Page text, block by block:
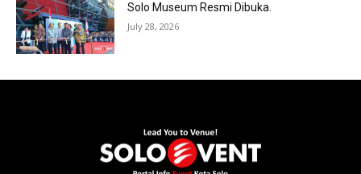
Solo Museum Resmi Dibuka.
July 28, 2026